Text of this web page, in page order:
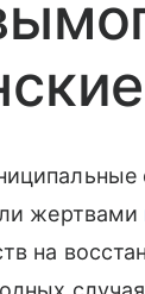
жертвами
на